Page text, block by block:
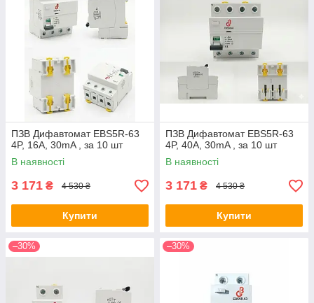
ПЗВ Дифавтомат EBS5R-63
4P, 16A, 30mA , за 10 шт
В наявності
3 171 ₴ 4 530 ₴
Купити
ПЗВ Дифавтомат EBS5R-63
4P, 40A, 30mA , за 10 шт
В наявності
3 171 ₴ 4 530 ₴
Купити
–30% –30%